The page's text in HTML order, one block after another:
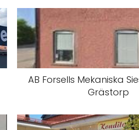
AB Forsells Mekaniska
Grästorp